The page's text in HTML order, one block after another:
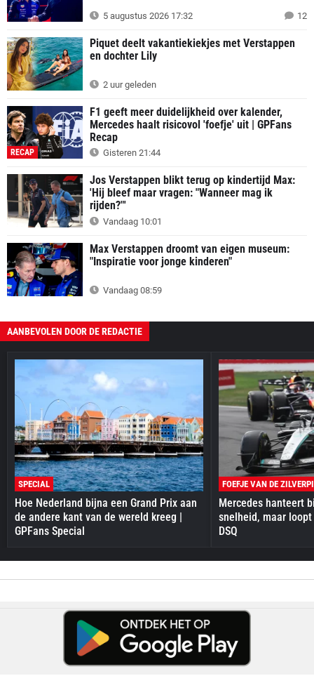
5 augustus 2026 17:32 12
Piquet deelt vakantiekiekjes met Verstappen
en dochter Lily
2 uur geleden
RECAP
F1 geeft meer duidelijkheid over kalender,
Mercedes haalt risicovol 'foefje' uit | GPFans
Recap
Gisteren 21:44
Jos Verstappen blikt terug op kindertijd Max:
'Hij bleef maar vragen: "Wanneer mag ik
rijden?"'
Vandaag 10:01
Max Verstappen droomt van eigen museum:
"Inspiratie voor jonge kinderen"
Vandaag 08:59
AANBEVOLEN DOOR DE REDACTIE
SPECIAL
Hoe Nederland bijna een Grand Prix aan
de andere kant van de wereld kreeg |
GPFans Special
FOEFJE VAN DE
Mercedes hanteert
snelheid, maar
DSQ